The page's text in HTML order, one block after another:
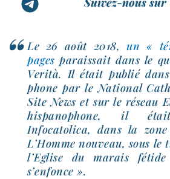
Le 26 août 2018,un «
pages parais­sait dans le
Verità. Il était publié
phone par le National
Site News et sur le réseau
his­pa­no­phone, il
Infocatolica, dans la
L’Homme nou­veau, sous
l’Eglise du marais
s’enfonce ».